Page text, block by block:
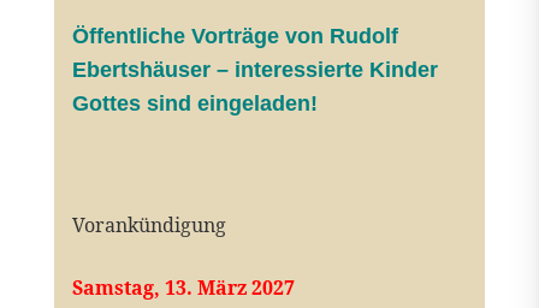
Öffentliche Vorträge von Rudolf
Ebertshäuser – interessierte Kinder
Gottes sind eingeladen!
Vorankündigung
Samstag, 13. März 2027